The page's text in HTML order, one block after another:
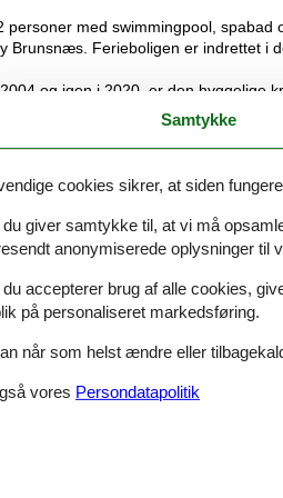
med swimmingpool,
Brunsnæs. Ferieboligen er indrettet i
og igen i 2020, er den hyggelige
med en swimmingpool på 40 m2
opholdsstue med
med plads til 32 personer og et
byder på meget plads til
er der lavet en hyggelige TV-
udfordre hinanden i dart,
og 1 værelse med
8 dobbeltværelser, et værelse
til den 150 m2 store
til en overdækket terrasse. Man
strand.
Kro mod forudgående aftale
Samtykke
cookies sikrer, at siden
giver samtykke til, at vi må
anonymiserede oplysninger til
accepterer brug af alle cookies,
på personaliseret markedsføring.
når som helst ændre eller
vores Persondatapolitik